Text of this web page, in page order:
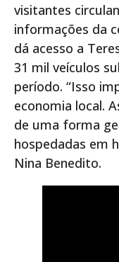
visitantes
informações da
dá acesso a
31 mil veículos
período. “Isso
economia local.
de uma forma
hospedadas em
Nina Benedito.